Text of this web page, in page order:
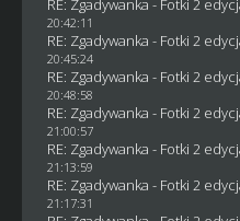
RE: Zgadywanka - Fotki 2
20:42:11
RE: Zgadywanka - Fotki 2
20:45:24
RE: Zgadywanka - Fotki 2
20:48:58
RE: Zgadywanka - Fotki 2
21:00:57
RE: Zgadywanka - Fotki 2
21:13:59
RE: Zgadywanka - Fotki 2
21:17:31